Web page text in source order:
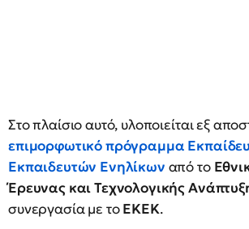
Στο πλαίσιο αυτό, υλοποιείται εξ
επιμορφωτικό πρόγραμμα
Εκπαιδευτών Ενηλίκων από το
Έρευνας και Τεχνολογικής
συνεργασία με τοΕΚΕΚ.